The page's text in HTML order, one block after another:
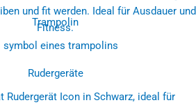
Trampolin
Rudergeräte